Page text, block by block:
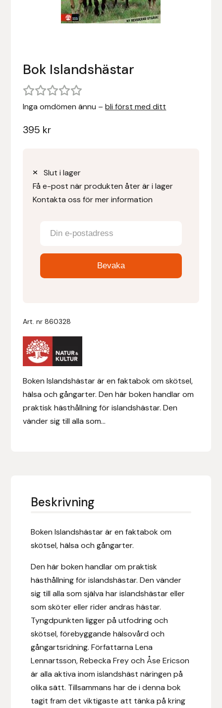
Bok Islandshästar
Inga omdömen ännu –bli först med ditt
395 kr
Slut i lager
Få e-post när produkten åter är i lager
Kontakta oss för mer information
Art. nr860328
Boken Islandshästar är en faktabok om skötsel,
hälsa och gångarter. Den här boken handlar om
praktisk hästhållning för islandshästar. Den
vänder sig till alla som...
Beskrivning
Boken Islandshästar är en faktabok om
skötsel, hälsa och gångarter.
Den här boken handlar om praktisk
hästhållning för islandshästar. Den vänder
sig till alla som själva har islandshästar eller
som sköter eller rider andras hästar.
Tyngdpunkten ligger på utfodring och
skötsel, förebyggande hälsovård och
gångartsridning. Författarna Lena
Lennartsson, Rebecka Frey och Åse Ericson
är alla aktiva inom islandshäst näringen på
olika sätt. Tillsammans har de i denna bok
tagit fram det viktigaste att tänka på kring
Träning och longering
Ridbyxor, kjolar, overaller mm
Ridskor och ridstövlar
Tävlingskavajer och blusar
Boett
Bomber Bits
Catago Equestrian
Denni Design / Bomber Bits
Dy’on
E.A. Mattes
Ekholm Nordic
Ekol
Equality Line
EQUES | KINGSLAND
Equipage
Eric LeTixerant
Eskadron
Eyjólfur Ísólfsson
Fákur Rideudstyr